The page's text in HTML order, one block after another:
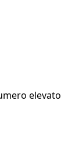
elevato